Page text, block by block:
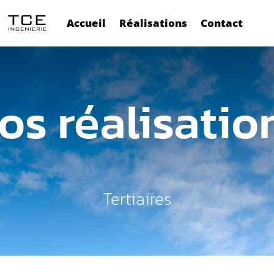
Accueil Réalisations Contact
Tertiaires